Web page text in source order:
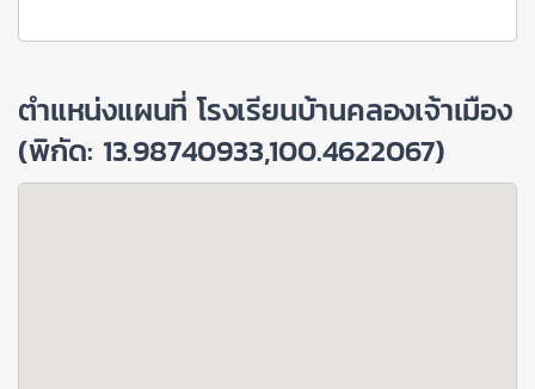
ตำแหน่งแผนที่ โรงเรียนบ้านคลองเจ้าเมือง
(พิกัด: 13.98740933,100.4622067)